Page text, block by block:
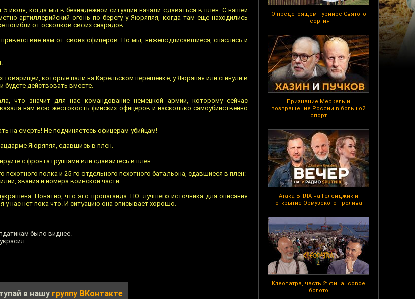
О предстоящем Турнире Святого
Георгия
Признание Меркель и
возвращение России в большой
спорт
Атака БПЛА на Геленджик и
открытие Ормузского пролива
Клеопатра, часть 2: финансовое
болото
июля, когда мы в безнадежной ситуации начали сдаваться в плен. С нашей
артиллерийский огонь по берегу у Яюряпяя, когда там еще находились
погибли от осколков своих снарядов.
нам от своих офицеров. Но мы, нижеподписавшиеся, спаслись и
товарищей, которые пали на Карельском перешейке, у Яюряпяя или сгинули в
будете действовать вместе.
что значит для нас командование немецкой армии, которому сейчас
нам всю жестокость финских офицеров и насколько самоубийственно
на смерть! Не подчиняетесь офицерам-убийцам!
Яюряпяя, сдавшись в плен.
с фронта группами или сдавайтесь в плен.
полка и 25-го отдельного пехотного батальона, сдавшиеся в плен:
звания и номера воинской части.
Понятно, что это пропаганда. НО: лучшего источника для описания
у нас нет пока что. И ситуацию она описывает хорошо.
было виднее.
в нашу группу ВКонтакте